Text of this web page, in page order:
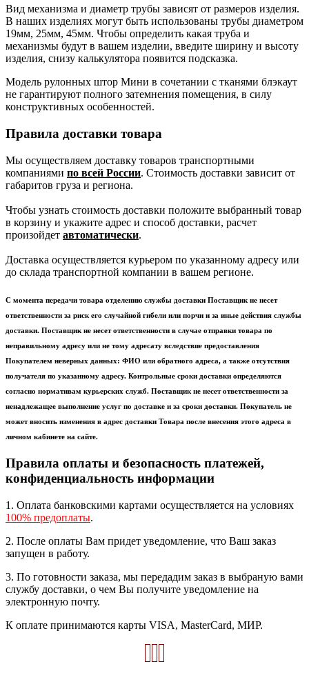
Вид механизма и диаметр трубы зависят от размеров изделия.
В наших изделиях могут быть использованы трубы диаметром
19мм, 25мм, 45мм. Чтобы определить какая труба и
механизмы будут в вашем изделии, введите ширину и высоту
изделия, снизу калькулятора появится подсказка.
Модель рулонных штор Мини в сочетании с тканями блэкаут
не гарантируют полного затемнения помещения, в силу
конструктивных особенностей.
Правила доставки товара
Мы осуществляем доставку товаров транспортными
компаниями по всей России. Стоимость доставки зависит от
габаритов груза и региона.
Чтобы узнать стоимость доставки положите выбранный товар
в корзину и укажите адрес и способ доставки, расчет
произойдет автоматически.
Доставка осуществляется курьером по указанному адресу или
до склада транспортной компании в вашем регионе.
С момента передачи товара отделению службы доставки Поставщик не несет
ответственности за риск его случайной гибели или порчи и за иные действия службы
доставки. Поставщик не несет ответственности в случае отправки товара по
неправильному адресу или не тому адресату вследствие предоставления
Покупателем неверных данных: ФИО или обратного адреса, а также отсутствия
получателя по указанному адресу. Контрольные сроки доставки определяются
согласно нормативам курьерских служб. Поставщик не несет ответственности за
ненадлежащее выполнение услуг по доставке и за сроки доставки. Покупатель не
может вносить изменения в адрес доставки Товара после внесения этого адреса в
личном кабинете на сайте.
Правила оплаты и безопасность платежей,
конфиденциальность информации
1. Оплата банковскими картами осуществляется на условиях
100% предоплаты.
2. После оплаты Вам придет уведомление, что Ваш заказ
запущен в работу.
3. По готовности заказа, мы передадим заказ в выбраную вами
службу доставки, о чем Вы получите уведомление на
электронную почту.
К оплате принимаются карты VISA, MasterCard, МИР.